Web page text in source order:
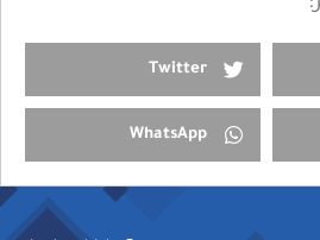
Twitter
WhatsApp